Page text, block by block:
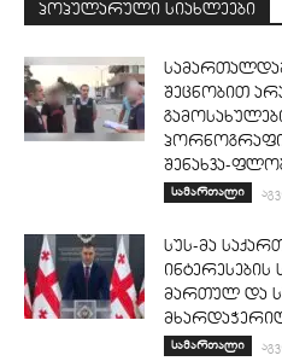
პოპულარული სიახლეები
შეცნობით
შენახვა-
სამართალი
სუს-მა
ინტერესების
მართულ და
სამართალი